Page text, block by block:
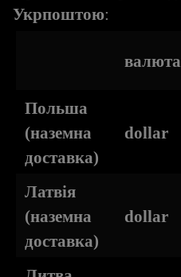
Укрпоштою:
валюта
Польша
(наземна
доставка)
dollar
Латвія
(наземна
доставка)
dollar